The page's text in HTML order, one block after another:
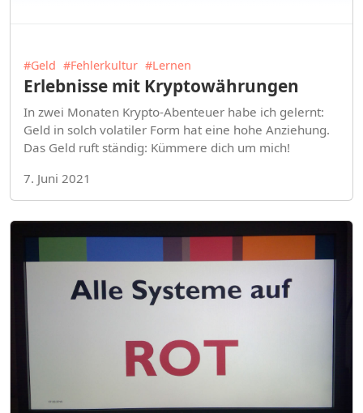
#Geld #Fehlerkultur #Lernen
Erlebnisse mit Kryptowährungen
In zwei Monaten Krypto-Abenteuer habe ich gelernt:
Geld in solch volatiler Form hat eine hohe Anziehung.
Das Geld ruft ständig: Kümmere dich um mich!
7. Juni 2021